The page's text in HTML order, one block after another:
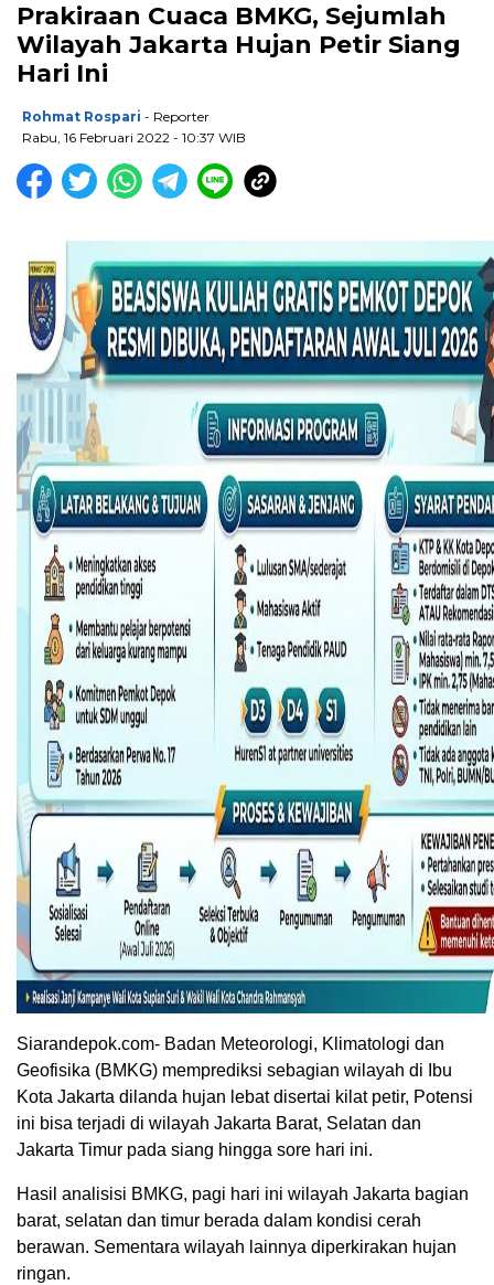
Prakiraan Cuaca BMKG, Sejumlah
Wilayah Jakarta Hujan Petir Siang
Hari Ini
Rohmat Rospari - Reporter
Rabu, 16 Februari 2022 - 10:37 WIB
Siarandepok.com- Badan Meteorologi, Klimatologi dan
Geofisika (BMKG) memprediksi sebagian wilayah di Ibu
Kota Jakarta dilanda hujan lebat disertai kilat petir, Potensi
ini bisa terjadi di wilayah Jakarta Barat, Selatan dan
Jakarta Timur pada siang hingga sore hari ini.
Hasil analisisi BMKG, pagi hari ini wilayah Jakarta bagian
barat, selatan dan timur berada dalam kondisi cerah
berawan. Sementara wilayah lainnya diperkirakan hujan
ringan.